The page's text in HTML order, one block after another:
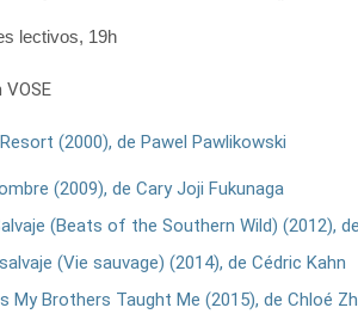
en
Campus
de
Orientación
Cultura,
Comunicación
e
Actividades
Culturales
Comunicación
e
imagen
Actividades
lectivos, 19h
(2000), de Pawel Pawlikowski
(2009), de Cary Joji Fukunaga
(Beats of the Southern Wild) (2012),
(Vie sauvage) (2014), de Cédric Kahn
My Brothers Taught Me (2015), de Chloé